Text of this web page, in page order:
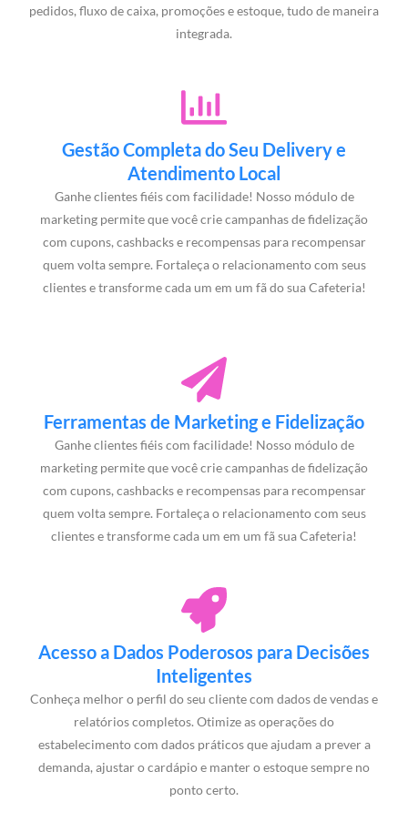
pedidos, fluxo de caixa, promoções e estoque, tudo de maneira
integrada.
Gestão Completa do Seu Delivery e
Atendimento Local
Ganhe clientes fiéis com facilidade! Nosso módulo de
marketing permite que você crie campanhas de fidelização
com cupons, cashbacks e recompensas para recompensar
quem volta sempre. Fortaleça o relacionamento com seus
clientes e transforme cada um em um fã do sua Cafeteria!
Ferramentas de Marketing e Fidelização
Ganhe clientes fiéis com facilidade! Nosso módulo de
marketing permite que você crie campanhas de fidelização
com cupons, cashbacks e recompensas para recompensar
quem volta sempre. Fortaleça o relacionamento com seus
clientes e transforme cada um em um fã sua Cafeteria!
Acesso a Dados Poderosos para Decisões
Inteligentes
Conheça melhor o perfil do seu cliente com dados de vendas e
relatórios completos. Otimize as operações do
estabelecimento com dados práticos que ajudam a prever a
demanda, ajustar o cardápio e manter o estoque sempre no
ponto certo.